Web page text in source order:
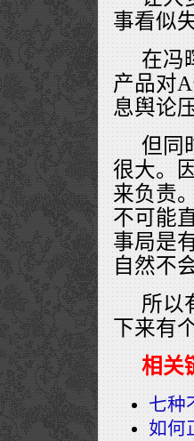
事看似
在冯
产品对
息舆论
但同
很大。
来负责
不可能
事局是
自然不
所以
下来有
相关
七种
如何